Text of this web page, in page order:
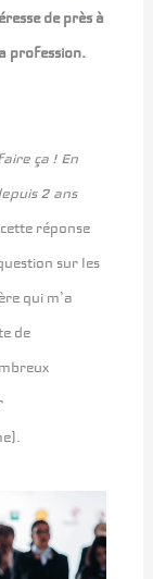
de près à
profession.
ça ! En
2 ans
cette réponse
sur les
qui m’a
de